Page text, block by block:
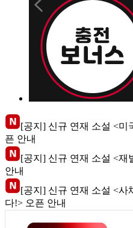
[공지] 신규 연재 소설 <미
픈 안내
[공지] 신규 연재 소설 <재
안내
[공지] 신규 연재 소설 <사
다!> 오픈 안내